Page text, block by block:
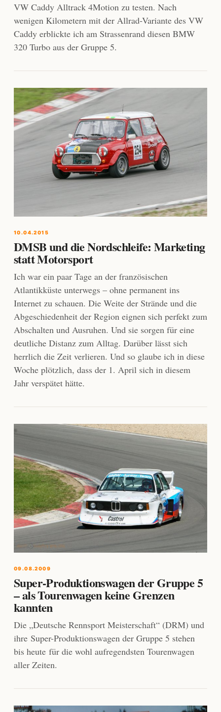
VW Caddy Alltrack 4Motion zu testen. Nach
wenigen Kilometern mit der Allrad-Variante des VW
Caddy erblickte ich am Strassenrand diesen BMW
320 Turbo aus der Gruppe 5.
10.04.2015
DMSB und die Nordschleife: Marketing
statt Motorsport
Ich war ein paar Tage an der französischen
Atlantikküste unterwegs – ohne permanent ins
Internet zu schauen. Die Weite der Strände und die
Abgeschiedenheit der Region eignen sich perfekt zum
Abschalten und Ausruhen. Und sie sorgen für eine
deutliche Distanz zum Alltag. Darüber lässt sich
herrlich die Zeit verlieren. Und so glaube ich in diese
Woche plötzlich, dass der 1. April sich in diesem
Jahr verspätet hätte.
09.08.2009
Super-Produktionswagen der Gruppe 5
– als Tourenwagen keine Grenzen
kannten
Die „Deutsche Rennsport Meisterschaft“ (DRM) und
ihre Super-Produktionswagen der Gruppe 5 stehen
bis heute für die wohl aufregendsten Tourenwagen
aller Zeiten.